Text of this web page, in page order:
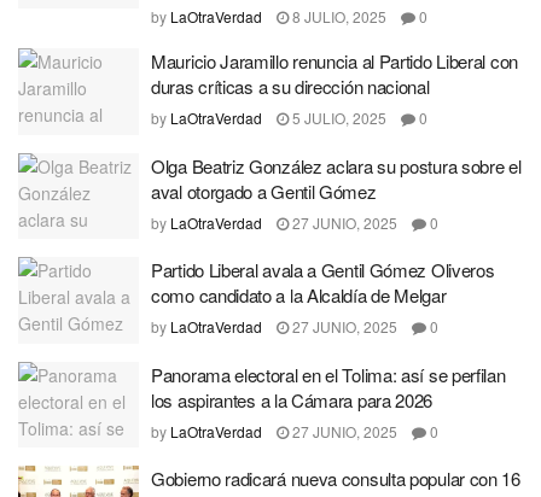
by LaOtraVerdad 8 JULIO, 2025 0
Mauricio Jaramillo renuncia al Partido Liberal con
duras críticas a su dirección nacional
by LaOtraVerdad 5 JULIO, 2025 0
Olga Beatriz González aclara su postura sobre el
aval otorgado a Gentil Gómez
by LaOtraVerdad 27 JUNIO, 2025 0
Partido Liberal avala a Gentil Gómez Oliveros
como candidato a la Alcaldía de Melgar
by LaOtraVerdad 27 JUNIO, 2025 0
Panorama electoral en el Tolima: así se perfilan
los aspirantes a la Cámara para 2026
by LaOtraVerdad 27 JUNIO, 2025 0
Gobierno radicará nueva consulta popular con 16